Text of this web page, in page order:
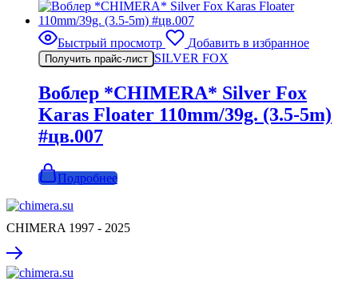
Быстрый просмотр Добавить в избранное
Получить прайс-лист SILVER FOX
Воблер *CHIMERA* Silver Fox
Karas Floater 110mm/39g. (3.5-5m)
#цв.007
Подробнее
CHIMERA 1997 - 2025